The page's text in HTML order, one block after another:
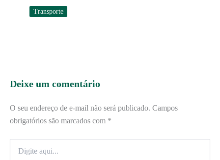
Transporte
Deixe um comentário
O seu endereço de e-mail não será publicado. Campos
obrigatórios são marcados com *
aqui...